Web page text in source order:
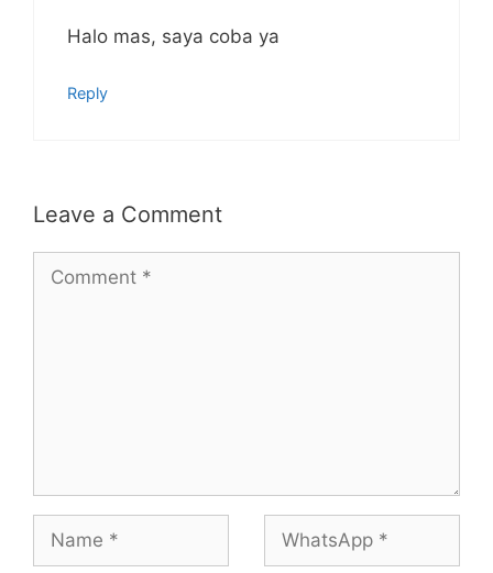
Halo mas, saya coba ya
Reply
Leave a Comment